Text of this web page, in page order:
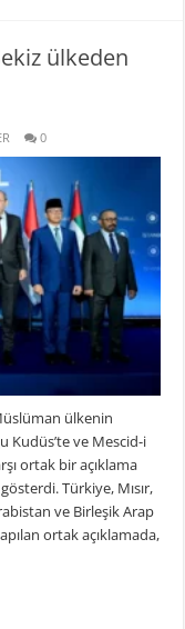
ülkeden
0
ülkenin
Kudüs’te ve Mescid-i
ortak bir açıklama
Türkiye, Mısır,
ve Birleşik Arap
ortak açıklamada,